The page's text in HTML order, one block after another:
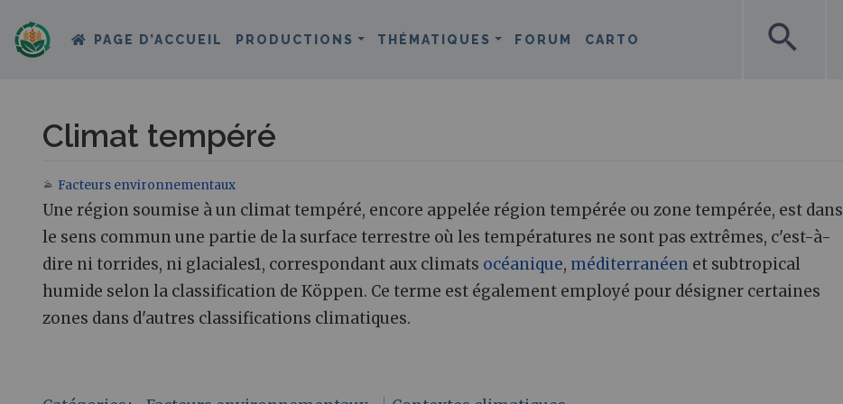
PAGE D’ACCUEIL PRODUCTIONS THÉMATIQUES FORUM CARTO search
Climat tempéré
Aller à :navigation,rechercher
Facteurs environnementaux
Une région soumise à un climat tempéré, encore appelée région tempérée ou zone tempérée, est dans
le sens commun une partie de la surface terrestre où les températures ne sont pas extrêmes, c'est-à-
dire ni torrides, ni glaciales1, correspondant aux climats océanique, méditerranéen et subtropical
humide selon la classification de Köppen. Ce terme est également employé pour désigner certaines
zones dans d'autres classifications climatiques.